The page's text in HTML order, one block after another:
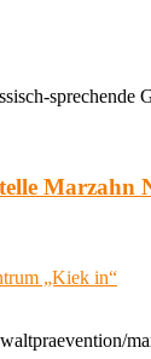
sprechende
Marzahn
„Kiek in“